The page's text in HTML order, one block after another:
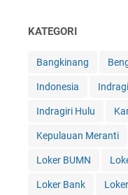
KATEGORI
Bangkinang
Indonesia
Indragiri Hulu
Kepulauan Meranti
Loker BUMN
Loker Bank